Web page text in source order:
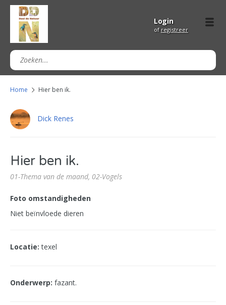
Login
of registreer
Home Hier ben ik.
Dick Renes
Hier ben ik.
01-Thema van de maand, 02-Vogels
Foto omstandigheden
Niet beïnvloede dieren
Locatie: texel
Onderwerp: fazant.